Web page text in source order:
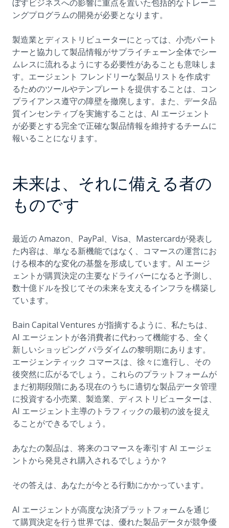
ぼすビジネスへの影響に重点を置いた包括的なトレーニ
ングプログラムの開発が必要となります。
製造業とディストリビューターにとっては、小売パート
ナーと協力して製品情報がサプライチェーン全体でシー
ムレスに流れるようにする必要性があることも意味しま
す。エージェント フレンドリーな製品リストを作成す
るためのツールやテンプレートを提供することは、コン
プライアンス遵守の障壁を撤廃します。また、データ品
質インセンティブを実施することは、AI エージェント
が必要とする完全で正確な製品情報を維持するチームに
報いることになります。
未来は、それに備える者の
ものです
最近の Amazon、PayPal、Visa、Mastercardが発表し
た内容は、単なる新機能ではなく、コマースの運営にお
ける根本的な変化の基盤を形成しています。AI エージ
ェントが購買決定の主要なドライバーになると予測し、
数十億ドルを投じてその未来を支えるインフラを構築し
ています。
Bain Capital Ventures が指摘するように、私たちは、
AI エージェントが各消費者に代わって機能する、全く
新しいショッピング パラダイムの黎明期にあります。
エージェンティック コマースは、徐々に進行し、その
後突然に広がるでしょう。これらのプラットフォームが
まだ初期段階にある現在のうちに適切な製品データ管理
に投資する小売業、製造業、ディストリビューターは、
AI エージェント主導のトラフィックの最初の波を捉え
ることができるでしょう。
あなたの製品は、将来のコマースを牽引す AI エージェ
ントから発見され購入されるでしょうか？
その答えは、あなたが今とる行動にかかっています。
AI エージェントが高度な決済プラットフォームを通じ
て購買決定を行う世界では、優れた製品データが競争優